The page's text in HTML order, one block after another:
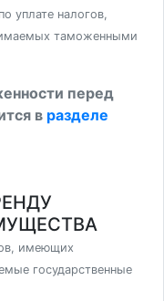
уплате налогов,
таможенными
перед
в разделе
имеющих
государственные